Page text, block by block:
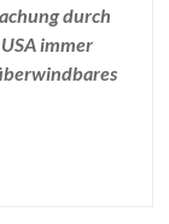
durch
immer